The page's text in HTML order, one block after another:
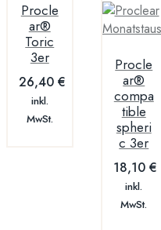
Procle
ar®
Toric
3er
26,40 €
inkl.
MwSt.
Procle
ar®
compa
tible
spheri
c 3er
18,10 €
inkl.
MwSt.